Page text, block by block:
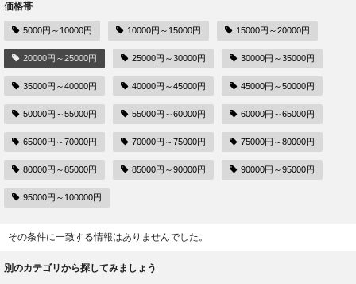
価格帯
5000円～10000円 10000円～15000円 15000円～20000円
20000円～25000円 25000円～30000円 30000円～35000円
35000円～40000円 40000円～45000円 45000円～50000円
50000円～55000円 55000円～60000円 60000円～65000円
65000円～70000円 70000円～75000円 75000円～80000円
80000円～85000円 85000円～90000円 90000円～95000円
95000円～100000円
その条件に一致する情報はありませんでした。
別のカテゴリから探してみましょう